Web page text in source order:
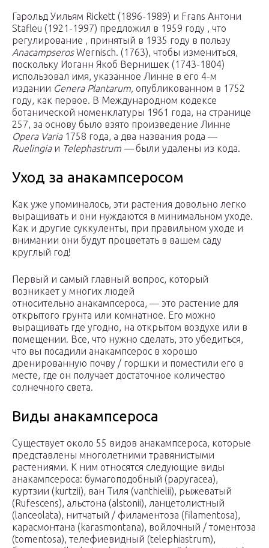
Гарольд Уильям Rickett (1896-1989) и Frans Антони
Stafleu (1921-1997) предложил в 1959 году , что
регулирование , принятый в 1935 году в пользу
AnacampserosWernisch. (1763), чтобы измениться,
поскольку Иоганн Якоб Вернишек (1743-1804)
использовал имя, указанное Линне в его 4-м
издании Genera Plantarum, опубликованном в 1752
году, как первое. В Международном кодексе
ботанической номенклатуры 1961 года, на странице
257, за основу было взято произведение Линне
Opera Varia1758 года, а два названия рода —
Ruelingiaи Telephastrum —были удалены из кода.
Уход за анакампсеросом
Как уже упоминалось, эти растения довольно легко
выращивать и они нуждаются в минимальном уходе.
Как и другие суккуленты, при правильном уходе и
внимании они будут процветать в вашем саду
круглый год!
Первый и самый главный вопрос, который
возникает у многих людей
относительно анакампсероса, — это растение для
открытого грунта или комнатное. Его можно
выращивать где угодно, на открытом воздухе или в
помещении. Все, что нужно сделать, это убедиться,
что вы посадили анакампсерос в хорошо
дренированную почву / горшки и поместили его в
месте, где он получает достаточное количество
солнечного света.
Виды анакампсероса
Существует около 55 видов анакампсероса, которые
представлены многолетними травянистыми
растениями. К ним относятся следующие виды
анакампсероса: бумагоподобный (papyracea),
куртзии (kurtzii), ван Тиля (vanthielii), рыжеватый
(Rufescens), альстона (alstonii), ланцетолистный
(lanceolata), нитчатый / филаментоза (filamentosa),
карасмонтана (karasmontana), войлочный / томентоза
(tomentosa), телефиевидный (telephiastrum),